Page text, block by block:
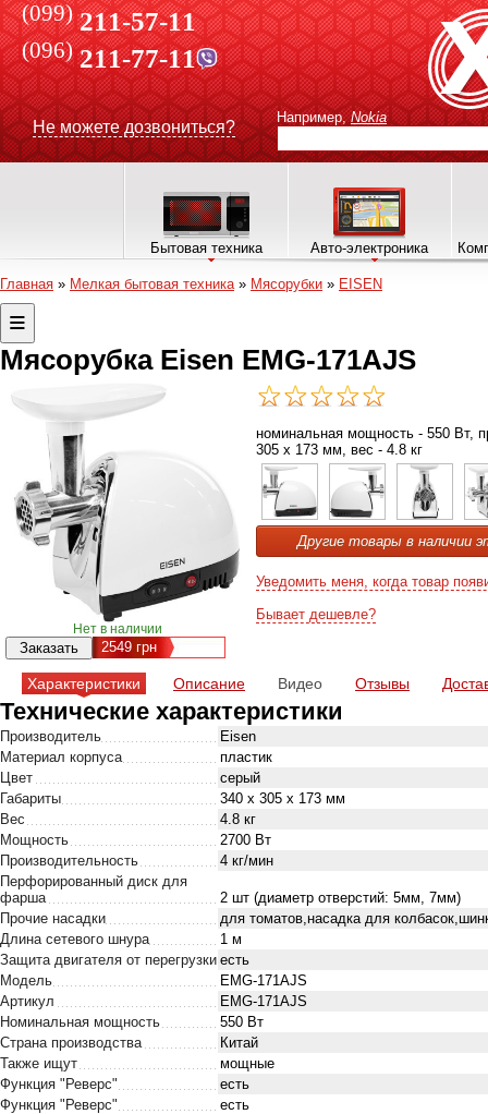
(099) 211-57-11
(096)211-77-11
Не можете дозвониться?
Например, Nokia
Бытовая техника Авто-электроника
Главная » Мелкая бытовая техника» Мясорубки » EISEN
Мясорубка Eisen EMG-171АJS
Нет в наличии
2549 грн
номинальная мощность - 550 Вт,
305 х 173 мм, вес - 4.8 кг
Другие товары в наличии
Уведомить меня, когда товар
Бывает дешевле?
Характеристики Описание Видео Отзывы
Технические характеристики
Производитель
Eisen
Материал корпуса
пластик
Цвет
серый
Габариты
340 х 305 х 173 мм
Вес
4.8 кг
Мощность
2700 Вт
Производительность
4 кг/мин
Перфорированный диск для
фарша
2 шт (диаметр отверстий: 5мм, 7мм)
Прочие насадки
для томатов,насадка для
Длина сетевого шнура
1 м
Защита двигателя от перегрузки есть
Модель
EMG-171АJS
Артикул
EMG-171АJS
Номинальная мощность
550 Вт
Страна производства
Китай
Также ищут
мощные
Функция "Реверс"
есть
Функция "Реверс"
есть